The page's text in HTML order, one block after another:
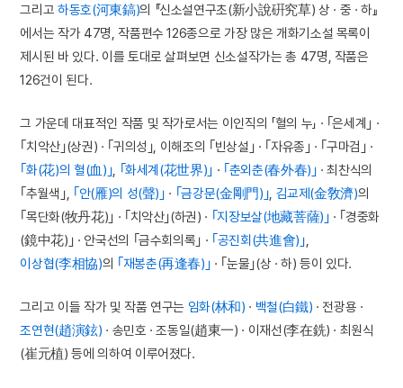
그리고하동호(河東鎬)의 『신소설연구초(新小說硏究草) 상 · 중 · 하』
에서는 작가 47명, 작품편수 126종으로 가장 많은 개화기소설 목록이
제시된 바 있다. 이를 토대로 살펴보면 신소설작가는 총 47명, 작품은
126건이 된다.
그 가운데 대표적인 작품 및 작가로서는 이인직의 「혈의 누」 · ｢은세계｣ ·
｢치악산｣(상권) · ｢귀의성｣, 이해조의 ｢빈상설｣ · ｢자유종｣ · ｢구마검｣ ·
｢화(花)의 혈(血)｣ ｢화세계(花世界)｣ · ｢춘외춘(春外春)｣ · 최찬식의
｢추월색｣, ｢안(雁)의 성(聲)｣ · ｢금강문(金剛門)｣ 김교제(金敎濟)의
｢목단화(牧丹花)｣ · ｢치악산｣(하권) · ｢지장보살(地藏菩薩)｣ · ｢경중화
(鏡中花)｣ · 안국선의 ｢금수회의록｣ · ｢공진회(共進會)｣
이상협(李相協)의 ｢재봉춘(再逢春)｣ · ｢눈물｣(상 · 하) 등이 있다.
그리고 이들 작가 및 작품 연구는 임화(林和) · 백철(白鐵) · 전광용 ·
조연현(趙演鉉) · 송민호 · 조동일(趙東一) · 이재선(李在銑) · 최원식
(崔元植) 등에 의하여 이루어졌다.